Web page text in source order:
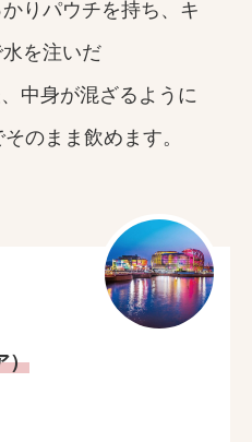
りパウチを持ち、キ
まで水を注いだ
ざるように
のまま飲めます。
）